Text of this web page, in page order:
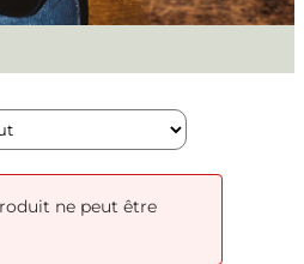
ne peut être